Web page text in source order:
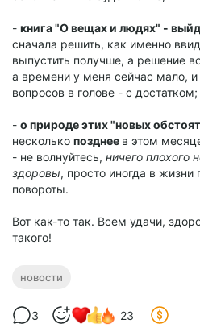
- книга "О вещах и людях" -
сначала решить, как именно
выпустить получше, а решение
а времени у меня сейчас мало, и
вопросов в голове - с достатком;
- о природе этих "новых
несколько позднее в этом
- не волнуйтесь, ничего плохого
здоровы, просто иногда в жизни
повороты.
Вот как-то так. Всем удачи,
такого!
новости
3 23